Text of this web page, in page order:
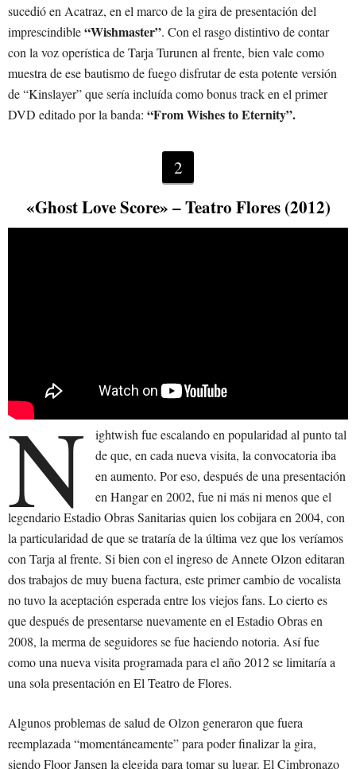
sucedió en Acatraz, en el marco de la gira de presentación del
imprescindible“Wishmaster”. Con el rasgo distintivo de contar
con la voz operística de Tarja Turunen al frente, bien vale como
muestra de ese bautismo de fuego disfrutar de esta potente versión
de “Kinslayer” que sería incluída como bonus track en el primer
DVD editado por la banda: “From Wishes to Eternity”.
2
«Ghost Love Score» – Teatro Flores (2012)
N
ightwish fue escalando en popularidad al punto tal
de que, en cada nueva visita, la convocatoria iba
en aumento. Por eso, después de una presentación
en Hangar en 2002, fue ni más ni menos que el
legendario Estadio Obras Sanitarias quien los cobijara en 2004, con
la particularidad de que se trataría de la última vez que los veríamos
con Tarja al frente. Si bien con el ingreso de Annete Olzon editaran
dos trabajos de muy buena factura, este primer cambio de vocalista
no tuvo la aceptación esperada entre los viejos fans. Lo cierto es
que después de presentarse nuevamente en el Estadio Obras en
2008, la merma de seguidores se fue haciendo notoria. Así fue
como una nueva visita programada para el año 2012 se limitaría a
una sola presentación en El Teatro de Flores.
Algunos problemas de salud de Olzon generaron que fuera
reemplazada “momentáneamente” para poder finalizar la gira,
siendo Floor Jansen la elegida para tomar su lugar. El Cimbronazo